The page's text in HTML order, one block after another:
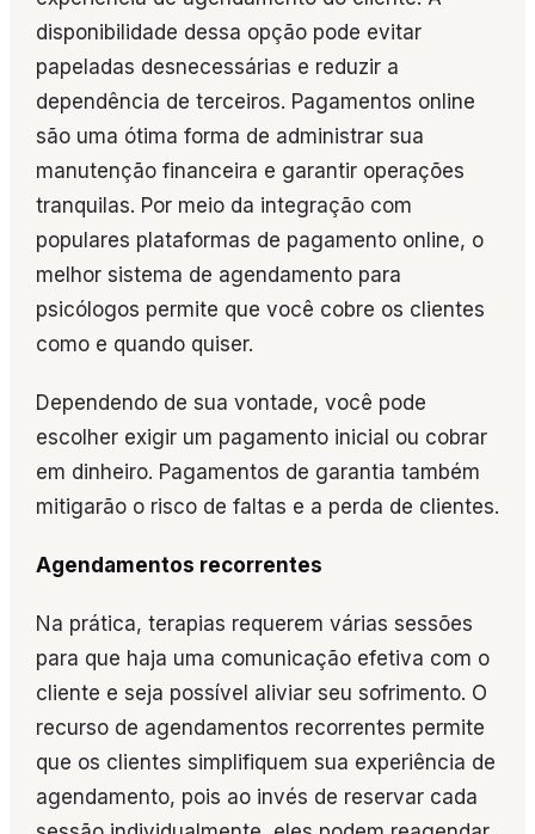
disponibilidade dessa opção pode evitar
papeladas desnecessárias e reduzir a
dependência de terceiros. Pagamentos online
são uma ótima forma de administrar sua
manutenção financeira e garantir operações
tranquilas. Por meio da integração com
populares plataformas de pagamento online, o
melhor sistema de agendamento para
psicólogos permite que você cobre os clientes
como e quando quiser.
Dependendo de sua vontade, você pode
escolher exigir um pagamento inicial ou cobrar
em dinheiro. Pagamentos de garantia também
mitigarão o risco de faltas e a perda de clientes.
Agendamentos recorrentes
Na prática, terapias requerem várias sessões
para que haja uma comunicação efetiva com o
cliente e seja possível aliviar seu sofrimento. O
recurso de agendamentos recorrentes permite
que os clientes simplifiquem sua experiência de
agendamento, pois ao invés de reservar cada